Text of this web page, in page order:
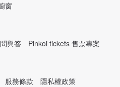
窗
與答 Pinkoi tickets 售票專案
服務條款
隱私權政策